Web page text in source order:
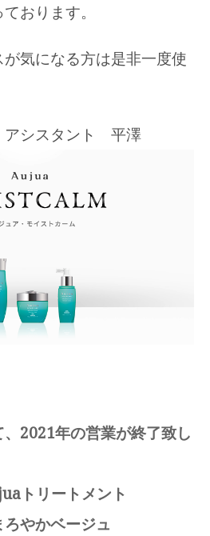
おります。
気になる方は是非一度使
シスタント 平澤
2021年の営業が終了致し
トリートメント
やかベージュ